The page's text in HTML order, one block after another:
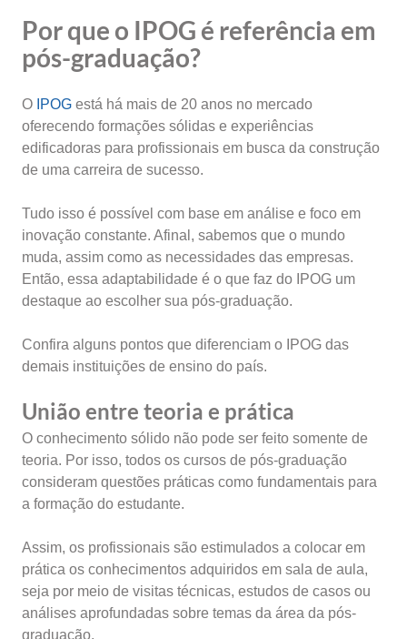
Por que o IPOG é referência em
pós-graduação?
O IPOG está há mais de 20 anos no mercado
oferecendo formações sólidas e experiências
edificadoras para profissionais em busca da construção
de uma carreira de sucesso.
Tudo isso é possível com base em análise e foco em
inovação constante. Afinal, sabemos que o mundo
muda, assim como as necessidades das empresas.
Então, essa adaptabilidade é o que faz do IPOG um
destaque ao escolher sua pós-graduação.
Confira alguns pontos que diferenciam o IPOG das
demais instituições de ensino do país.
União entre teoria e prática
O conhecimento sólido não pode ser feito somente de
teoria. Por isso, todos os cursos de pós-graduação
consideram questões práticas como fundamentais para
a formação do estudante.
Assim, os profissionais são estimulados a colocar em
prática os conhecimentos adquiridos em sala de aula,
seja por meio de visitas técnicas, estudos de casos ou
análises aprofundadas sobre temas da área da pós-
graduação.